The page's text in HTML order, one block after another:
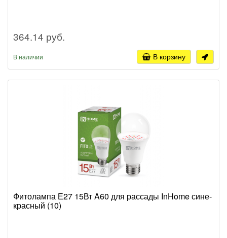
364.14 руб.
В наличии В корзину
Фитолампа Е27 15Вт A60 для рассады InHome сине-
красный (10)